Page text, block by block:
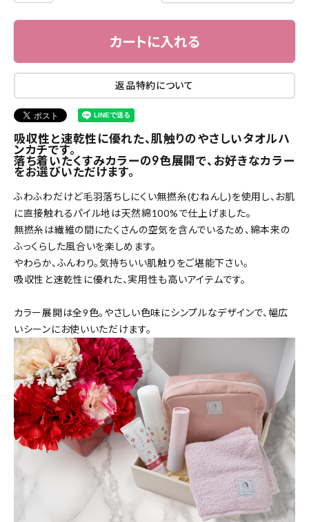
カートに入れる
返品特約について
吸収性と速乾性に優れた、肌触りのやさしいタオルハ
ンカチです。
落ち着いたくすみカラーの9色展開で、お好きなカラー
をお選びいただけます。
ふわふわだけど毛羽落ちしにくい無撚糸(むねんし)を使用し、お肌
に直接触れるパイル地は天然綿100%で仕上げました。
無撚糸は繊維の間にたくさんの空気を含んでいるため、綿本来の
ふっくらした風合いを楽しめます。
やわらか、ふんわり。気持ちいい肌触りをご堪能下さい。
吸収性と速乾性に優れた、実用性も高いアイテムです。
カラー展開は全9色。やさしい色味にシンプルなデザインで、幅広
いシーンにお使いいただけます。